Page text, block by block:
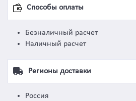
Способы оплаты
Безналичный расчет
Наличный расчет
Регионы доставки
Россия